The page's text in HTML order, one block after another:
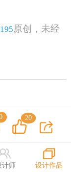
原创，未经
20
版权所有
化发展有限公司)
业园A栋203-206
计师 设计作品